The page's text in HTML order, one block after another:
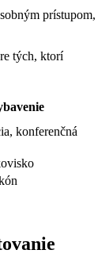
prístupom,
tých, ktorí
konferenčná